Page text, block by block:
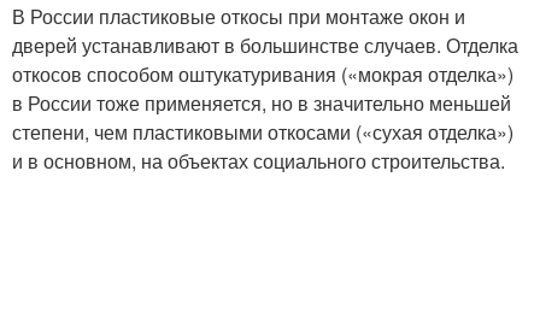
В России пластиковые откосы при монтаже окон и
дверей устанавливают в большинстве случаев. Отделка
откосов способом оштукатуривания («мокрая отделка»)
в России тоже применяется, но в значительно меньшей
степени, чем пластиковыми откосами («сухая отделка»)
и в основном, на объектах социального строительства.